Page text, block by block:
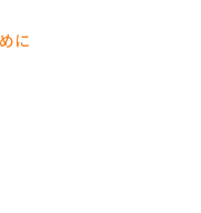
に